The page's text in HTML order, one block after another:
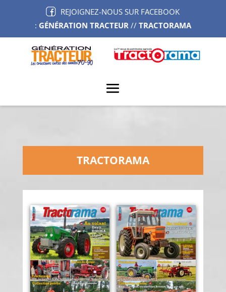
REJOIGNEZ-NOUS SUR FACEBOOK
: GÉNÉRATION TRACTEUR// TRACTORAMA
TRACTORAMA